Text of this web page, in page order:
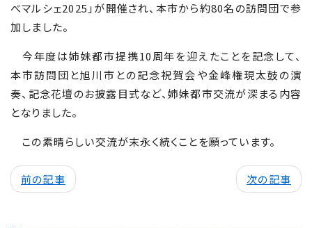
べマルシェ2025 」が開催され、本市から約80名の訪問団で参
加しました。
今年度は姉妹都市提携10周年を迎えたことを記念して、
本市訪問団と旭川市との記念祝賀会や金峰権現太鼓の演
奏、記念花壇のお披露目式など、姉妹都市交流が深まる内容
となりました。
この素晴らしい交流が末永く続くことを願っています。
前の記事 次の記事